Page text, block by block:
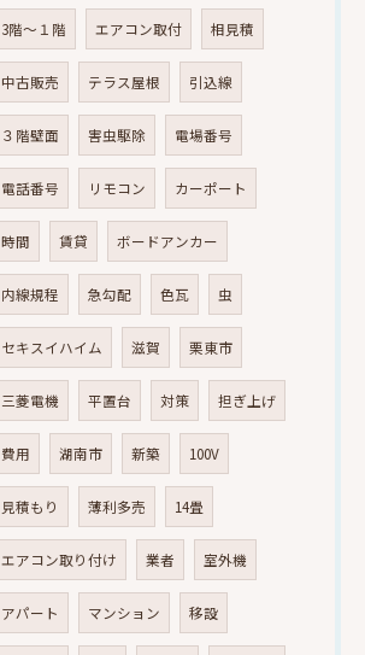
3階～１階 エアコン取付 相見積
中古販売 テラス屋根 引込線
３階壁面 害虫駆除 電場番号
電話番号 リモコン カーポート
時間 賃貸 ボードアンカー
内線規程 急勾配 色瓦 虫
セキスイハイム 滋賀 栗東市
三菱電機 平置台 対策 担ぎ上げ
費用 湖南市 新築 100V
見積もり 薄利多売 14畳
エアコン取り付け 業者 室外機
アパート マンション 移設